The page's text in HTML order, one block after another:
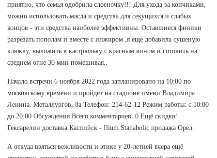
приятно, что семья одобрила слоеночку!!! Для ухода за кончиками,
можно использовать масла и средства для секущихся и слабых
концов - эти средства наиболее эффективны. Оставшиеся финики
разрезать пополам и вместе с инжиром ,я еще добавила сушеную
клюкву, выложить в кастрюльку с красным вином и готовить на
среднем огне 30 мин помешивая..
Начало встречи 6 ноября 2022 года запланировано на 10:00 по
московскому времени и пройдет на стадионе имени Владимира
Ленина. Металлургов, 8а Телефон: 214-62-12 Режим работы: с 10:00
до 20:00 Обсуждения Всего комментариев: 0 Ещё скидки!
Гексарелин доставка Каспийск - Ilium Stanabolic продажа Орел.
А откуда взяться вежливости и этике у 20-летней вчера ещё